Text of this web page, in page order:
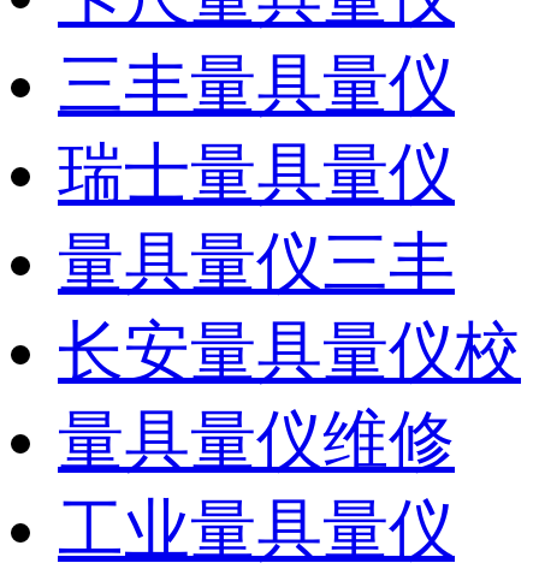
三丰量具量仪
瑞士量具量仪
量具量仪三丰
长安量具量仪校
量具量仪维修
工业量具量仪